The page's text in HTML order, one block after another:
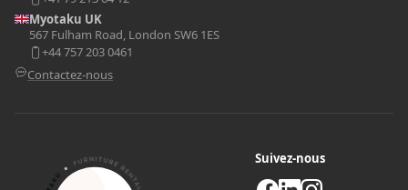
Myotaku UK
567 Fulham Road, London SW6 1ES
+44 757 203 0461
Contactez-nous
Suivez-nous